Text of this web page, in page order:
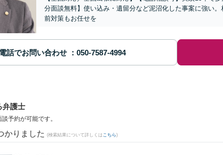
分面談無料】使い込み・遺留分など泥沼化した事案に強い
前対策もお任せを
電話でお問い合わせ
弁護士
予約が可能です。
かりました (検索結果について詳しくは こちら)